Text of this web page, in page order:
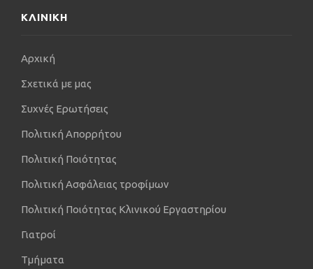
ΚΛΙΝΙΚΗ
Αρχική
Σχετικά με μας
Συχνές Ερωτήσεις
Πολιτική Απορρήτου
Πολιτική Ποιότητας
Πολιτική Ασφάλειας τροφίμων
Πολιτική Ποιότητας Κλινικού Εργαστηρίου
Γιατροί
Τμήματα